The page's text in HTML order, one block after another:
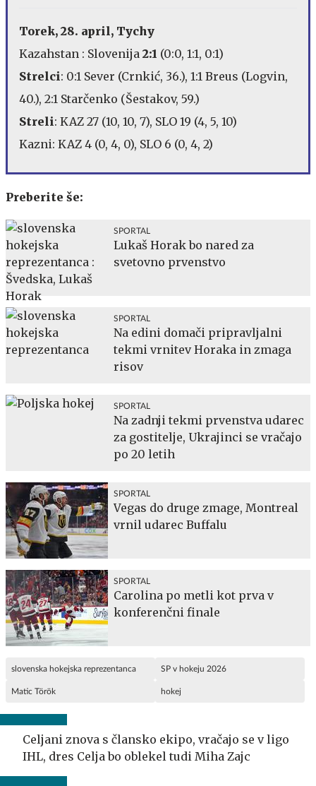
Torek, 28. april, Tychy
Kazahstan : Slovenija 2:1 (0:0, 1:1, 0:1)
Strelci: 0:1 Sever (Crnkić, 36.), 1:1 Breus (Logvin,
40.), 2:1 Starčenko (Šestakov, 59.)
Streli: KAZ 27 (10, 10, 7), SLO 19 (4, 5, 10)
Kazni: KAZ 4 (0, 4, 0), SLO 6 (0, 4, 2)
Preberite še:
SPORTAL
Lukaš Horak bo nared za
svetovno prvenstvo
SPORTAL
Na edini domači pripravljalni
tekmi vrnitev Horaka in zmaga
risov
SPORTAL
Na zadnji tekmi prvenstva udarec
za gostitelje, Ukrajinci se vračajo
po 20 letih
SPORTAL
Vegas do druge zmage, Montreal
vrnil udarec Buffalu
SPORTAL
Carolina po metli kot prva v
konferenčni finale
slovenska hokejska reprezentanca SP v hokeju 2026
Matic Török hokej
Celjani znova s člansko ekipo, vračajo se v ligo
IHL, dres Celja bo oblekel tudi Miha Zajc